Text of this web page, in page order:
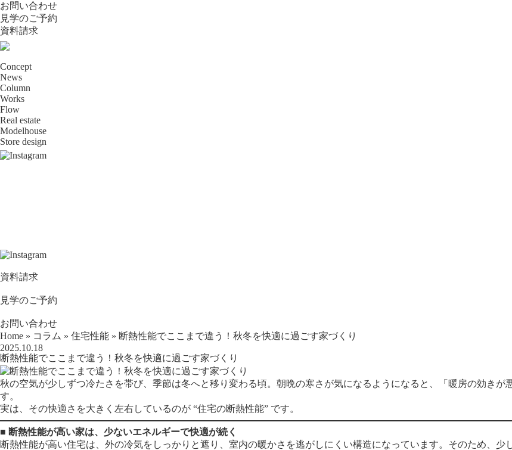
お問い合わせ
見学のご予約
資料請求
Concept
News
Column
Works
Flow
Real estate
Modelhouse
Store design
資料請求
見学のご予約
お問い合わせ
Home » コラム » 住宅性能 » 断熱性能でここまで違う！秋冬を快適に過ごす家づくり
2025.10.18
断熱性能でここまで違う！秋冬を快適に過ごす家づくり
秋の空気が少しずつ冷たさを帯び、季節は冬へと移り変わる頃。朝晩の寒さが気になるようになると、「暖房の効き
す。
実は、その快適さを大きく左右しているのが “住宅の断熱性能” です。
■ 断熱性能が高い家は、少ないエネルギーで快適が続く
断熱性能が高い住宅は、外の冷気をしっかりと遮り、室内の暖かさを逃がしにくい構造になっています。そのため、